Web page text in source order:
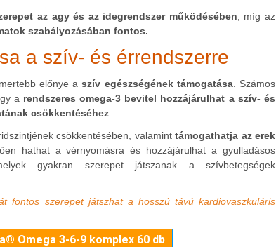
az agy és az idegrendszer működésében , míg az
szabályozásában fontos.
a szív- és érrendszerre
előnye aszív egészségének támogatása. Számos
a rendszeres omega-3 bevitel hozzájárulhat a szív- és
csökkentéséhez
csökkentésében, valaminttámogathatja az erek
hathat a vérnyomásra és hozzájárulhat a gyulladásos
gyakran szerepet játszanak a szívbetegségek
fontos szerepet játszhat a hosszú távú kardiovaszkuláris
Omega 3-6-9 komplex 60 db